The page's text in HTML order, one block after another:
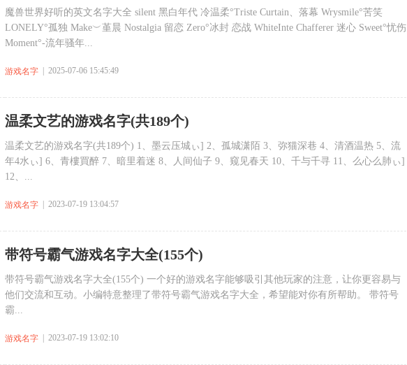
魔兽世界好听的英文名字大全 silent 黑白年代 冷温柔°Triste Curtain、落幕 Wrysmile°苦笑
LONELY°孤独 Make︶堇晨 Nostalgia 留恋 Zero°冰封 恋战 WhiteInte Chafferer 迷心 Sweet°忧伤
Moment°-流年骚年...
游戏名字 | 2025-07-06 15:45:49
​温柔文艺的游戏名字(共189个)
温柔文艺的游戏名字(共189个) 1、墨云压城ぃ] 2、孤城潇陌 3、弥猫深巷 4、清酒温热 5、流
年4水ぃ] 6、青樓買醉 7、暗里着迷 8、人间仙子 9、窥见春天 10、千与千寻 11、么心么肺ぃ]
12、...
游戏名字 | 2023-07-19 13:04:57
​带符号霸气游戏名字大全(155个)
带符号霸气游戏名字大全(155个) 一个好的游戏名字能够吸引其他玩家的注意，让你更容易与
他们交流和互动。小编特意整理了带符号霸气游戏名字大全，希望能对你有所帮助。 带符号
霸...
游戏名字 | 2023-07-19 13:02:10